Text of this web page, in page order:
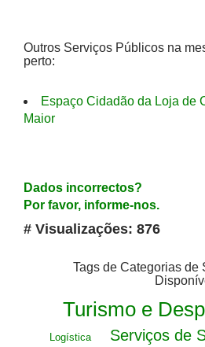
Outros Serviços Públicos na
perto:
Espaço Cidadão da Loja de
Maior
Dados incorrectos?
Por favor, informe-nos.
# Visualizações: 876
Tags de Categorias de
Turismo e
Logística
Serviços de